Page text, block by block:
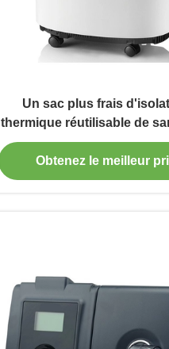
Un sac plus frais
thermique réutilisable de
pour le fruit
Obtenez le meilleur